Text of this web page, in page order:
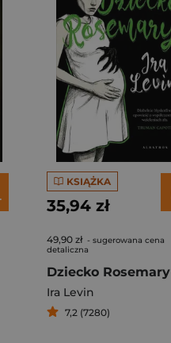
KSIĄŻKA
35,94 zł
49,90 zł - sugerowana cena
detaliczna
Dziecko Rosemary
Ira Levin
7,2 (7280)